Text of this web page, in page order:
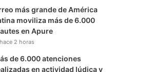
más grande de América
moviliza más de 6.000
en Apure
hace 2 horas
de 6.000 atenciones
en actividad lúdica y